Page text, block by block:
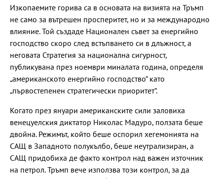
Изкопаемите горива са в основата на визията на Тръмп
не само за вътрешен просперитет, но и за международно
влияние. Той създаде Национален съвет за енергийно
господство скоро след встъпването си в длъжност, а
неговата Стратегия за национална сигурност,
публикувана през ноември миналата година, определя
„американското енергийно господство“ като
„първостепенен стратегически приоритет“.
Когато през януари американските сили заловиха
венецуелския диктатор Николас Мадуро, ползата беше
двойна. Режимът, който беше оспорил хегемонията на
САЩ в Западното полукълбо, беше неутрализиран, а
САЩ придобиха де факто контрол над важен източник
на петрол. Тръмп вече използва този контрол, за да